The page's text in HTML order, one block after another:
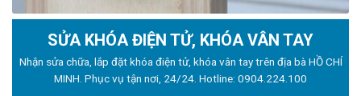
SỬA KHÓA ĐIỆN TỬ, KHÓA VÂN TAY
Nhận sửa chữa, lắp đặt khóa điện tử, khóa vân tay trên địa bà HỒ CHÍ
MINH. Phục vụ tận nơi, 24/24. Hotline: 0904.224.100